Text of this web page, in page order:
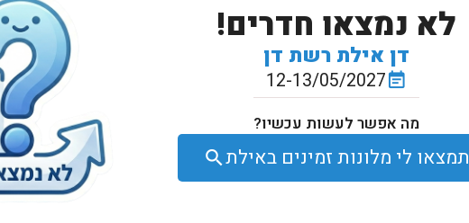
לא נמצאו חדרים!
דן אילת רשת דן
event_note
12-13/05/2027
מה אפשר לעשות עכשיו?
תמצאו לי מלונות זמינים באילתsearch